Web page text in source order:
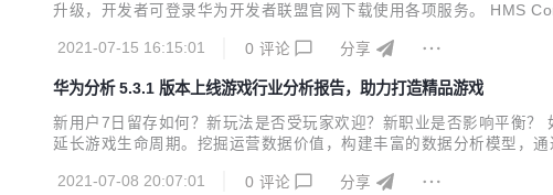
升级，开发者可登录华为开发者联盟官网下载使用各项服务。 HMS
发者提供基于AI...
2021-07-15 16:15:01 0 评论 分享
华为分析 5.3.1 版本上线游戏行业分析报告，助力打造精品游戏
新用户7日留存如何？新玩法是否受玩家欢迎？新职业是否影响平衡
延长游戏生命周期。挖掘运营数据价值，构建丰富的数据分析模型，
人员最关心的数据加入核心指标看板，可以一目了然地掌握游戏当前的
2021-07-08 20:07:01 0 评论 分享